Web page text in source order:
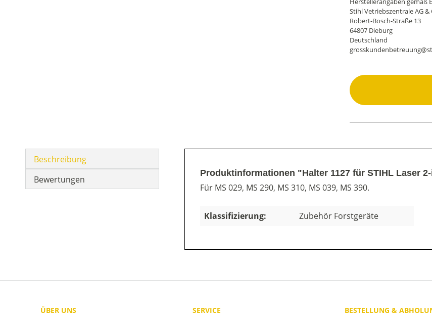
Stihl Vetriebszentrale AG &
Robert-Bosch-Straße 13
64807 Dieburg
Deutschland
Beschreibung
Bewertungen
Produktinformationen "Halter 1127 für STIHL Laser
Für MS 029, MS 290, MS 310, MS 039, MS 390.
Klassifizierung: Zubehör Forstgeräte
ÜBER UNS
SERVICE
BESTELLUNG &